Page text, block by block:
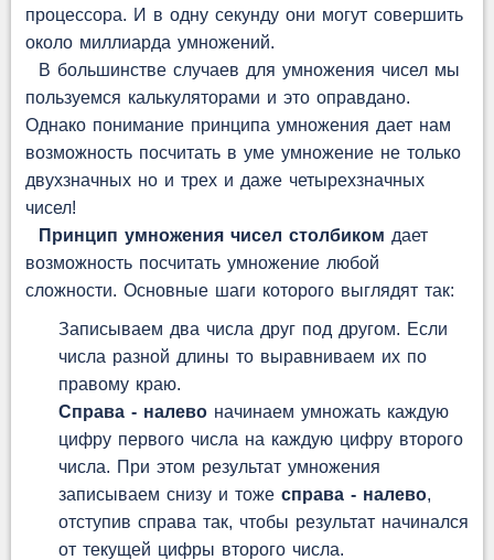
процессора. И в одну секунду они могут совершить
около миллиарда умножений.
В большинстве случаев для умножения чисел мы
пользуемся калькуляторами и это оправдано.
Однако понимание принципа умножения дает нам
возможность посчитать в уме умножение не только
двухзначных но и трех и даже четырехзначных
чисел!
Принцип умножения чисел столбиком дает
возможность посчитать умножение любой
сложности. Основные шаги которого выглядят так:
Записываем два числа друг под другом. Если
числа разной длины то выравниваем их по
правому краю.
Справа - налевоначинаем умножать каждую
цифру первого числа на каждую цифру второго
числа. При этом результат умножения
записываем снизу и тоже справа - налево,
отступив справа так, чтобы результат начинался
от текущей цифры второго числа.